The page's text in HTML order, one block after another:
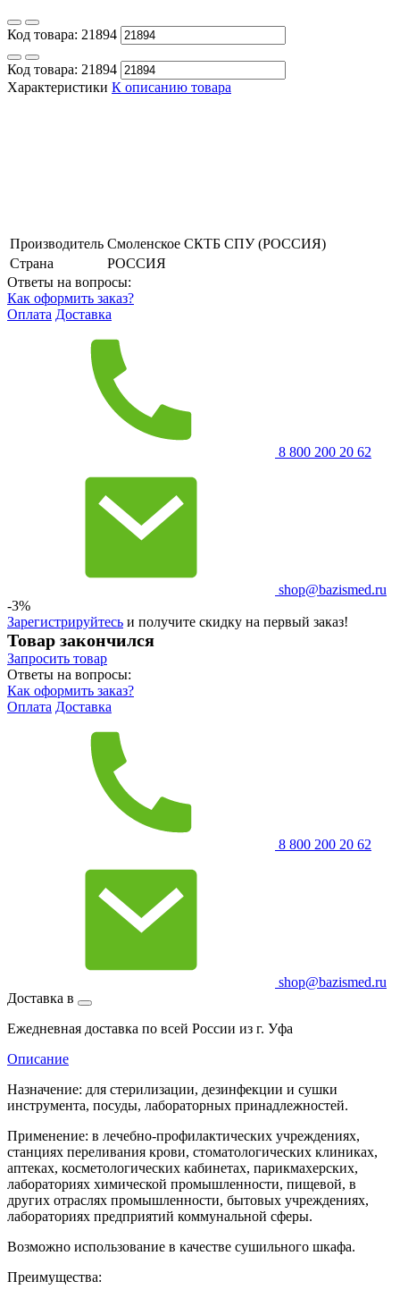
Код товара: 21894
Код товара: 21894
Характеристики К описанию товара
Производитель Смоленское СКТБ СПУ (РОССИЯ)
Страна
РОССИЯ
Ответы на вопросы:
Как оформить заказ?
Оплата Доставка
8 800 200 20 62
shop@bazismed.ru
-3%
Зарегистрируйтесь и получите скидку на первый заказ!
Товар закончился
Запросить товар
Ответы на вопросы:
Как оформить заказ?
Оплата Доставка
8 800 200 20 62
shop@bazismed.ru
Доставка в
Ежедневная доставка по всей России из г. Уфа
Описание
Назначение: для стерилизации, дезинфекции и сушки
инструмента, посуды, лабораторных принадлежностей.
Применение: в лечебно-профилактических учреждениях,
станциях переливания крови, стоматологических клиниках,
аптеках, косметологических кабинетах, парикмахерских,
лабораториях химической промышленности, пищевой, в
других отраслях промышленности, бытовых учреждениях,
лабораториях предприятий коммунальной сферы.
Возможно использование в качестве сушильного шкафа.
Преимущества: